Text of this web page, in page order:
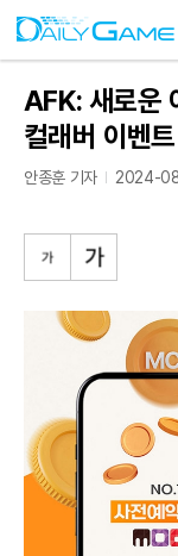
AFK: 새로운
컬래버 이벤
안종훈 기자 2024-